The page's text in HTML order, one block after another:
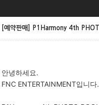
[예약판매] P1Harmony 4th
안녕하세요.
FNC ENTERTAINMENT입니다.